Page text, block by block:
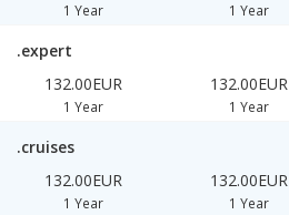
1 Year 1 Year
.expert
132.00EUR
1 Year
132.00EUR
1 Year
.cruises
132.00EUR
1 Year
132.00EUR
1 Year